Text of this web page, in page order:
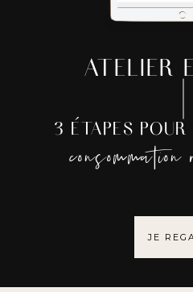
ATELIER
3 ÉTAPES
JE